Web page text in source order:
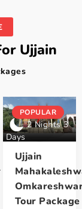
Ujjain
POPULAR
2 Nights 3
Days
Ujjain
Tour Package